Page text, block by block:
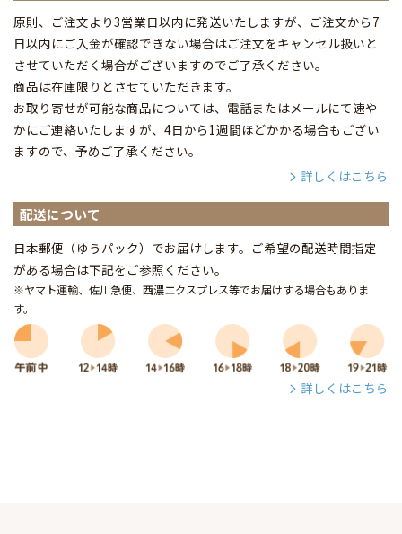
原則、ご注文より3営業日以内に発送いたしますが、ご注文から7
日以内にご入金が確認できない場合はご注文をキャンセル扱いと
させていただく場合がございますのでご了承ください。
商品は在庫限りとさせていただきます。
お取り寄せが可能な商品については、電話またはメールにて速や
かにご連絡いたしますが、4日から1週間ほどかかる場合もござい
ますので、予めご了承ください。
詳しくはこちら
配送について
日本郵便（ゆうパック）でお届けします。ご希望の配送時間指定
がある場合は下記をご参照ください。
※ヤマト運輸、佐川急便、西濃エクスプレス等でお届けする場合もありま
す。
詳しくはこちら